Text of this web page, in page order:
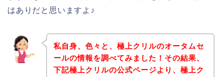
はありだと思いますよ♪
私自身、色々と、極上クリルのオータムセ
ールの情報を調べてみました！その結果、
下記極上クリルの公式ページより、極上ク